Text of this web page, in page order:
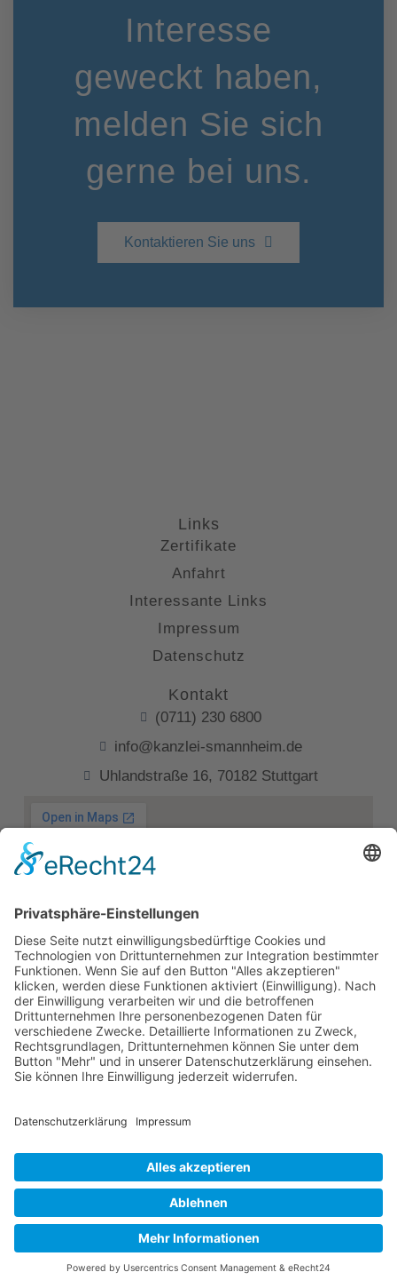
Interesse
geweckt haben,
melden Sie sich
gerne bei uns.
Kontaktieren Sie uns
Links
Zertifikate
Anfahrt
Interessante Links
Impressum
Datenschutz
Kontakt
(0711) 230 6800
info@kanzlei-smannheim.de
Uhlandstraße 16, 70182 Stuttgart